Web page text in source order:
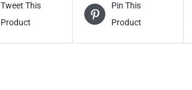
Tweet This
Product
Pin This
Product